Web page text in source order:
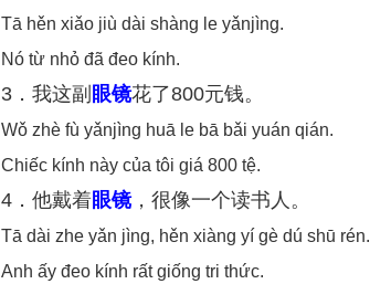
Tā hěn xiǎo jiù dài shàng le yǎnjìng.
Nó từ nhỏ đã đeo kính.
3．我这副 眼镜花了800元钱。
Wǒ zhè fù yǎnjìng huā le bā bǎi yuán qián.
Chiếc kính này của tôi giá 800 tệ.
4．他戴着眼镜，很像一个读书人。
Tā dài zhe yǎn jìng, hěn xiàng yí gè dú shū rén.
Anh ấy đeo kính rất giống tri thức.